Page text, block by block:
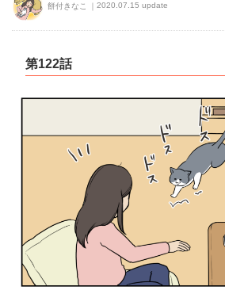
餅付きなこ 2020.07.15 update
第122話